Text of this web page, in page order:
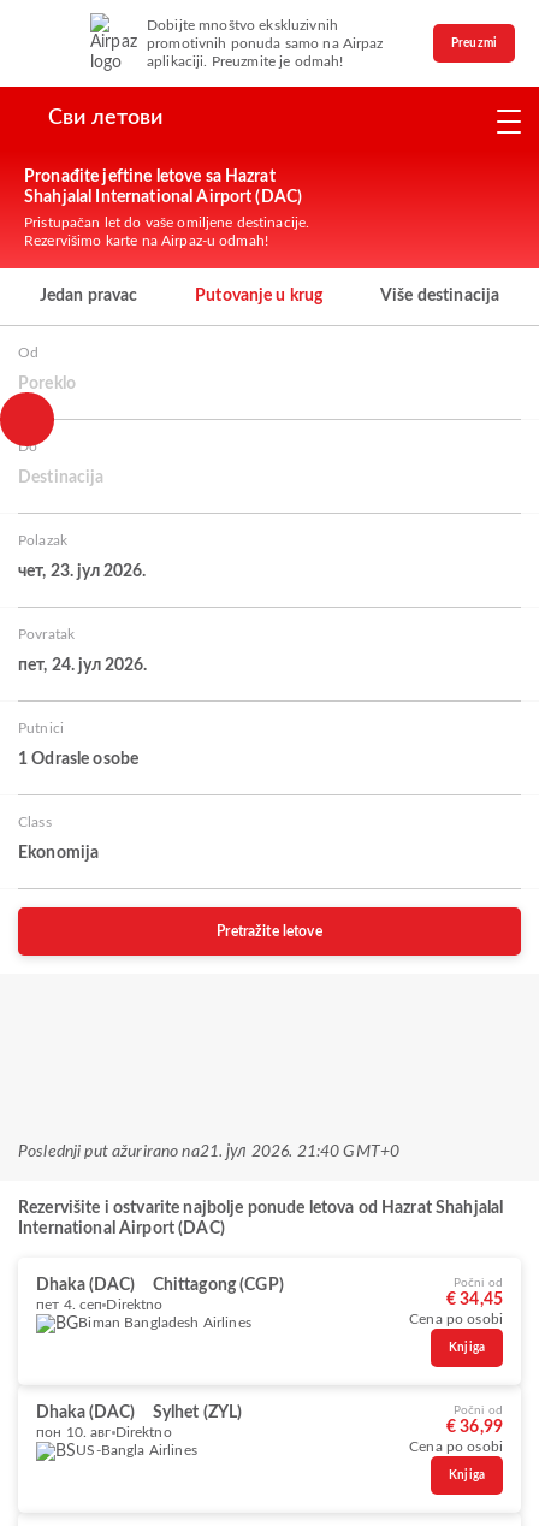
Dobijte mnoštvo ekskluzivnih
promotivnih ponuda samo na Airpaz
aplikaciji. Preuzmite je odmah!
Preuzmi
Сви летови
Pronađite jeftine letove sa Hazrat
Shahjalal International Airport (DAC)
Pristupačan let do vaše omiljene destinacije.
Rezervišimo karte na Airpaz-u odmah!
Jedan pravac Putovanje u krug Više destinacija
Od
Poreklo
Do
Destinacija
Polazak
чет, 23. јул 2026.
Povratak
пет, 24. јул 2026.
Putnici
1 Odrasle osobe
Class
Ekonomija
Pretražite letove
Poslednji put ažurirano na21. јул 2026. 21:40 GMT+0
Rezervišite i ostvarite najbolje ponude letova od Hazrat Shahjalal
International Airport (DAC)
Dhaka (DAC) Chittagong (CGP)
пет 4. сеп Direktno
Biman Bangladesh Airlines
Počni od
€ 34,45
Cena po osobi
Knjiga
Dhaka (DAC) Sylhet (ZYL)
пон 10. авг Direktno
US-Bangla Airlines
Počni od
€ 36,99
Cena po osobi
Knjiga